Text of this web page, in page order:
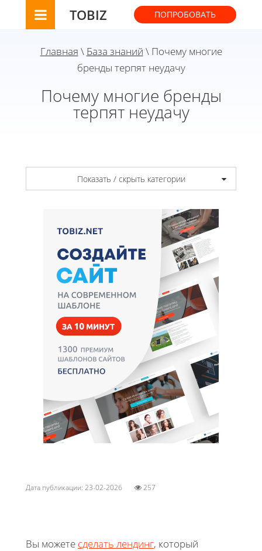
TOBIZ ПОПРОБОВАТЬ
Главная \ База знаний \ Почему многие
бренды терпят неудачу
Почему многие бренды
терпят неудачу
Показать / скрыть категории
Дата публикации: 23-02-2026 257
Вы можете сделать лендинг, который